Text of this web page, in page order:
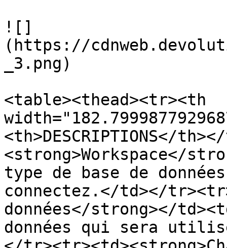
![]
(https://
_3.png)
<table><thead><tr><th
<th>DESCRIPTIONS</
<strong>Workspace</
type de base de
connectez.</td></
données</strong></
données qui sera